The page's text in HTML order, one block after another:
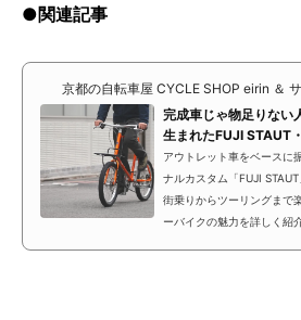
●関連記事
京都の自転車屋 CYCLE SHOP eirin ＆
完成車じゃ物足りない
生まれたFUJI STAUT
アウトレット車をベースに
ナルカスタム「FUJI
街乗りからツーリングまで
ーバイクの魅力を詳しく紹介